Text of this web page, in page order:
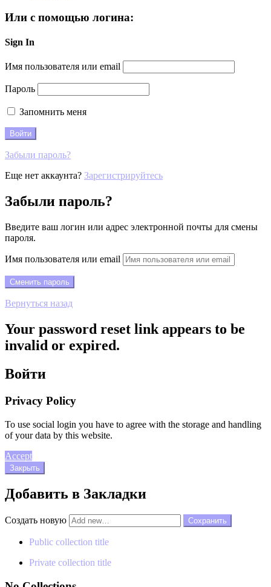
Или с помощью логина:
Sign In
Имя пользователя или email
Пароль
Запомнить меня
Забыли пароль?
Еще нет аккаунта? Зарегистрируйтесь
Забыли пароль?
Введите ваш логин или адрес электронной почты для смены
пароля.
Имя пользователя или email
Вернуться назад
Your password reset link appears to be
invalid or expired.
Войти
Privacy Policy
To use social login you have to agree with the storage and handling
of your data by this website.
Accept
Закрыть
Добавить в Закладки
Создать новую
Public collection title
Private collection title